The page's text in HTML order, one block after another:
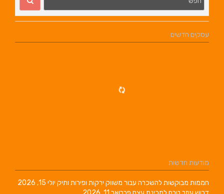
עבור משווק ירקות ופירות ותיקיולי 15, 2026